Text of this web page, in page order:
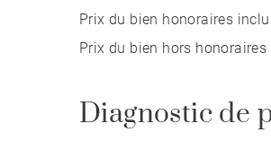
Prix du bien honoraires
Prix du bien hors
Diagnostic de